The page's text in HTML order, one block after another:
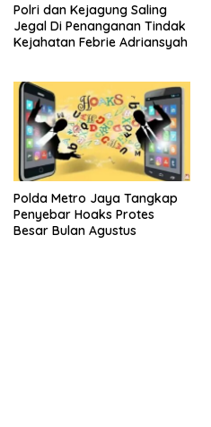
Polri dan Kejagung Saling
Jegal Di Penanganan Tindak
Kejahatan Febrie Adriansyah
Polda Metro Jaya Tangkap
Penyebar Hoaks Protes
Besar Bulan Agustus